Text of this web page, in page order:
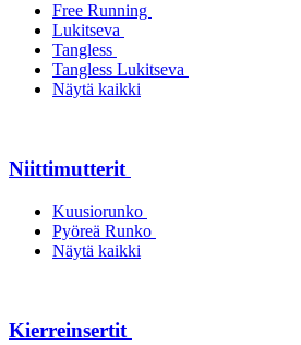
Free Running
Lukitseva
Tangless
Tangless Lukitseva
Näytä kaikki
Niittimutterit
Kuusiorunko
Pyöreä Runko
Näytä kaikki
Kierreinsertit